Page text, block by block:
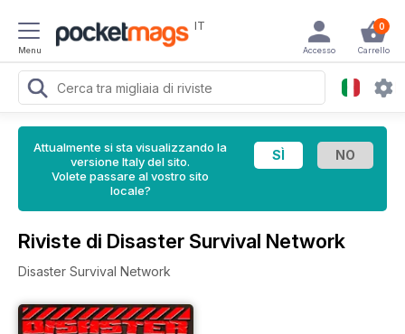
Menu
IT 0
Carrello
Accesso
Attualmente si sta visualizzando la
versione Italy del sito.
Volete passare al vostro sito
locale?
Riviste di Disaster Survival Network
Disaster Survival Network